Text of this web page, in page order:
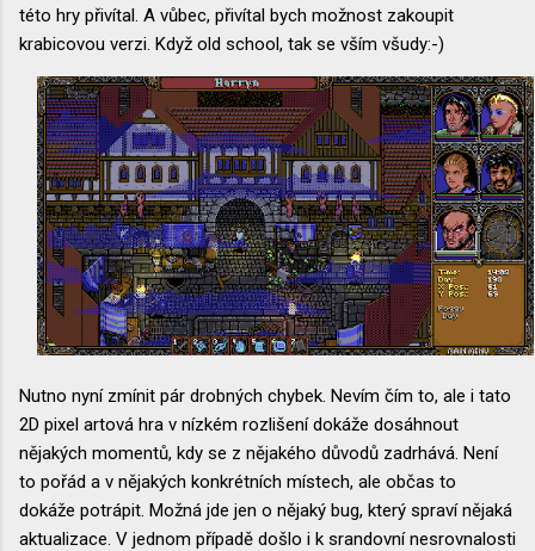
této hry přivítal. A vůbec, přivítal bych možnost zakoupit
krabicovou verzi. Když old school, tak se vším všudy:-)
Nutno nyní zmínit pár drobných chybek. Nevím čím to, ale i tato
2D pixel artová hra v nízkém rozlišení dokáže dosáhnout
nějakých momentů, kdy se z nějakého důvodů zadrhává. Není
to pořád a v nějakých konkrétních místech, ale občas to
dokáže potrápit. Možná jde jen o nějaký bug, který spraví nějaká
aktualizace. V jednom případě došlo i k srandovní nesrovnalosti